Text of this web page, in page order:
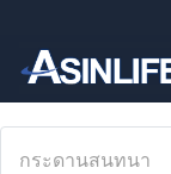
กระดานสนทนา